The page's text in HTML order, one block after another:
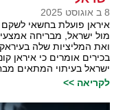
8 ב אוגוסט 2025
איראן פועלת בחשאי
מול ישראל, מבריחה
ואת המליציות שלה
בכירים אומרים כי איראן
ישראל בעיתוי המתאים
לקריאה >>